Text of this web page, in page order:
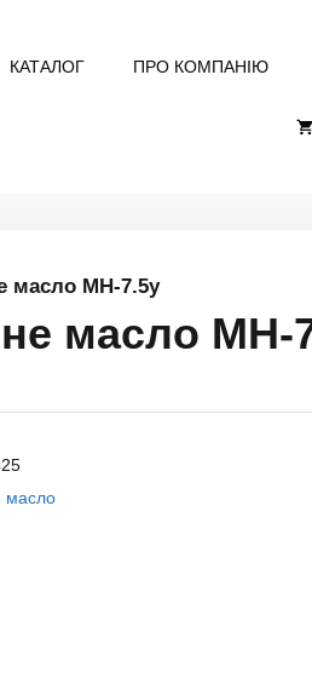
КАТАЛОГ ПРО КОМПАНІЮ
масло МН-7.5у
масло МН-
масло